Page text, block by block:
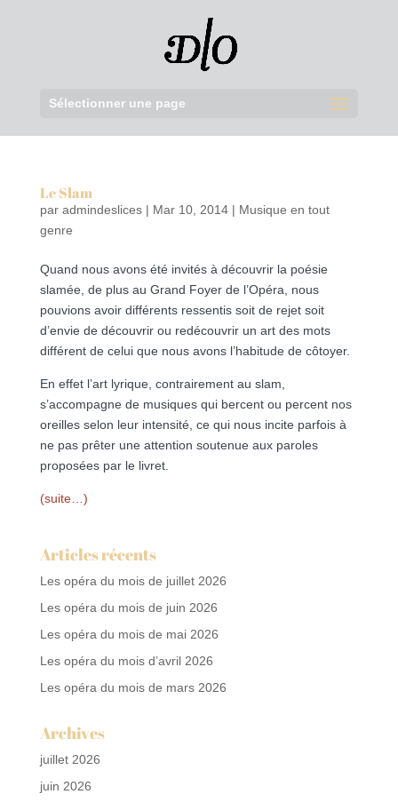
Sélectionner une page
Le Slam
par admindeslices| Mar 10, 2014| Musique en tout
genre
Quand nous avons été invités à découvrir la poésie
slamée, de plus au Grand Foyer de l’Opéra, nous
pouvions avoir différents ressentis soit de rejet soit
d’envie de découvrir ou redécouvrir un art des mots
différent de celui que nous avons l’habitude de côtoyer.
En effet l’art lyrique, contrairement au slam,
s’accompagne de musiques qui bercent ou percent nos
oreilles selon leur intensité, ce qui nous incite parfois à
ne pas prêter une attention soutenue aux paroles
proposées par le livret.
(suite…)
Articles récents
Les opéra du mois de juillet 2026
Les opéra du mois de juin 2026
Les opéra du mois de mai 2026
Les opéra du mois d’avril 2026
Les opéra du mois de mars 2026
Archives
juillet 2026
juin 2026